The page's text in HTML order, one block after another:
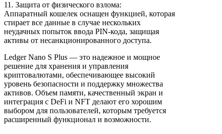
11. Защита от физического взлома:
Аппаратный кошелек оснащен функцией, которая
стирает все данные в случае нескольких
неудачных попыток ввода PIN-кода, защищая
активы от несанкционированного доступа.
Ledger Nano S Plus — это надежное и мощное
решение для хранения и управления
криптовалютами, обеспечивающее высокий
уровень безопасности и поддержку множества
активов. Объем памяти, качественный экран и
интеграция с DeFi и NFT делают его хорошим
выбором для пользователей, которым требуется
расширенный функционал и возможности.